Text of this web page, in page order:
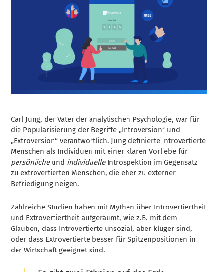
Carl Jung, der Vater der analytischen Psychologie, war für
die Popularisierung der Begriffe „Introversion“ und
„Extroversion“ verantwortlich. Jung definierte introvertierte
Menschen als Individuen mit einer klaren Vorliebe für
persönlicheund individuelleIntrospektion im Gegensatz
zu extrovertierten Menschen, die eher zu externer
Befriedigung neigen.
Zahlreiche Studien haben mit Mythen über Introvertiertheit
und Extrovertiertheit aufgeräumt, wie z.B. mit dem
Glauben, dass Introvertierte unsozial, aber klüger sind,
oder dass Extrovertierte besser für Spitzenpositionen in
der Wirtschaft geeignet sind.